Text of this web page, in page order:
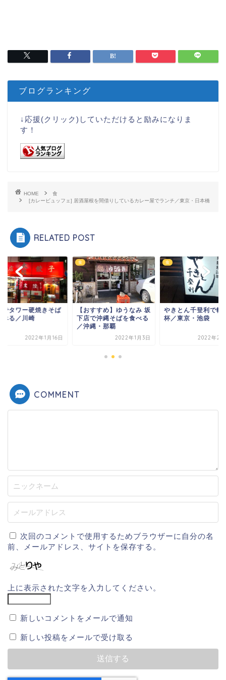
ブログランキング
↓応援(クリック)していただけると励みになりま
す！
HOME
食
[カレービュッフェ] 居酒屋根を間借りしているカレー屋でランチ／東京・日本橋
RELATED POST
でタワー硬焼きそば
べる／川崎
2022年1月16日
食
【おすすめ】ゆうなみ 坂
下店で沖縄そばを食べる
／沖縄・那覇
2022年1月3日
食
やきとん千登利で軽
杯／東京・池袋
2022年2
COMMENT
次回のコメントで使用するためブラウザーに自分の名
前、メールアドレス、サイトを保存する。
上に表示された文字を入力してください。
新しいコメントをメールで通知
新しい投稿をメールで受け取る